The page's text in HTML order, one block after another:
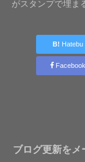
がスタンプで埋ま
B! Hatebu
Facebook
ブログ更新をメ